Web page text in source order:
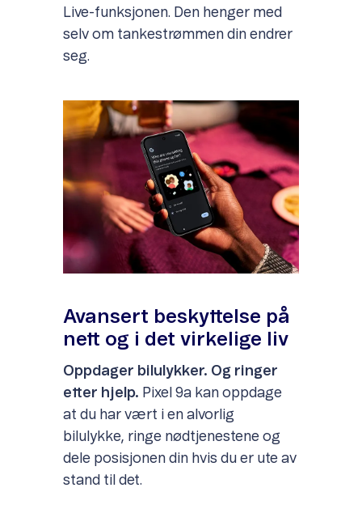
Live-funksjonen. Den henger med
selv om tankestrømmen din endrer
seg.
Avansert beskyttelse på
nett og i det virkelige liv
Oppdager bilulykker. Og ringer
etter hjelp. Pixel 9a kan oppdage
at du har vært i en alvorlig
bilulykke, ringe nødtjenestene og
dele posisjonen din hvis du er ute av
stand til det.